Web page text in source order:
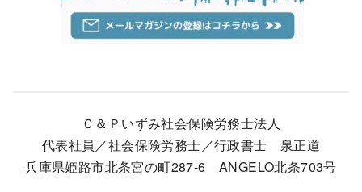
Ｃ＆Ｐいずみ社会保険労務士法人
代表社員／社会保険労務士／行政書士 泉正道
兵庫県姫路市北条宮の町287-6 ANGELO北条703号